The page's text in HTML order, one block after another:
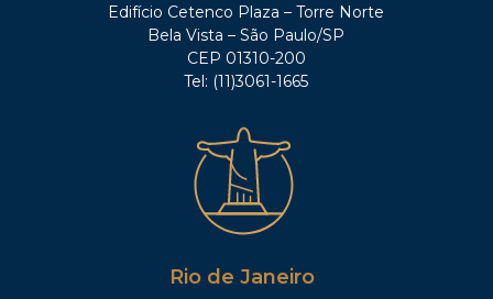
Edifício Cetenco Plaza – Torre Norte
Bela Vista – São Paulo/SP
CEP 01310-200
Tel: (11)3061-1665
Rio de Janeiro